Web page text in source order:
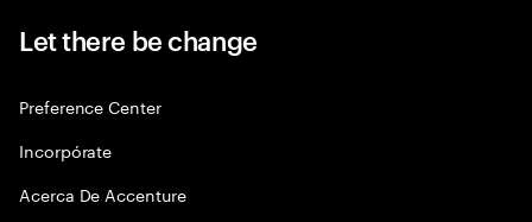
Let there be change
Preference Center
Incorpórate
Acerca De Accenture